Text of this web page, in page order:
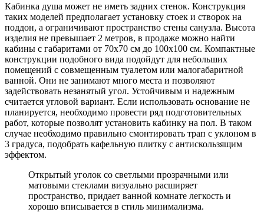
Кабинка душа может не иметь задних стенок. Конструкция
таких моделей предполагает установку стоек и створок на
поддон, а ограничивают пространство стены санузла. Высота
изделия не превышает 2 метров, в продаже можно найти
кабины с габаритами от 70х70 см до 100х100 см. Компактные
конструкции подобного вида подойдут для небольших
помещений с совмещенным туалетом или малогабаритной
ванной. Они не занимают много места и позволяют
задействовать незанятый угол. Устойчивым и надежным
считается угловой вариант. Если использовать основание не
планируется, необходимо провести ряд подготовительных
работ, которые позволят установить кабинку на пол. В таком
случае необходимо правильно смонтировать трап с уклоном в
3 градуса, подобрать кафельную плитку с антискользящим
эффектом.
Открытый уголок со светлыми прозрачными или
матовыми стеклами визуально расширяет
пространство, придает ванной комнате легкость и
хорошо вписывается в стиль минимализма.